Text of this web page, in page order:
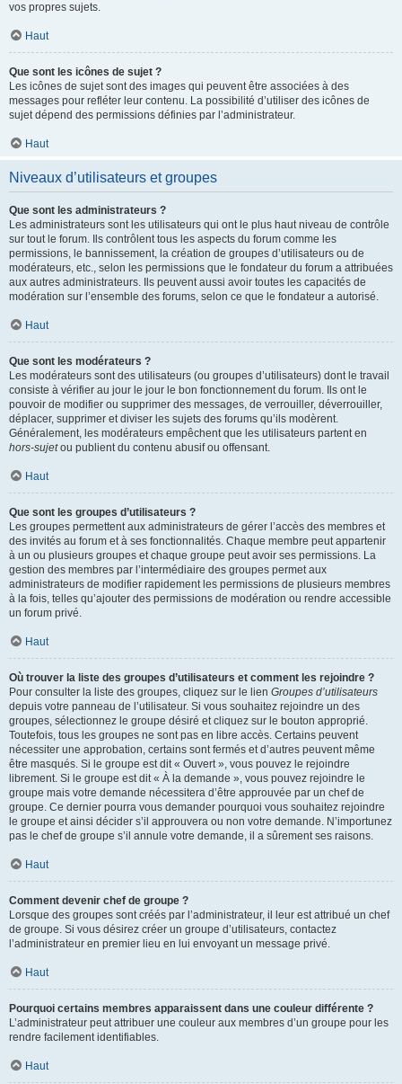
vos propres sujets.
Haut
Que sont les icônes de sujet ?
Les icônes de sujet sont des images qui peuvent être associées à des
messages pour refléter leur contenu. La possibilité d’utiliser des icônes de
sujet dépend des permissions définies par l’administrateur.
Haut
Niveaux d’utilisateurs et groupes
Que sont les administrateurs ?
Les administrateurs sont les utilisateurs qui ont le plus haut niveau de contrôle
sur tout le forum. Ils contrôlent tous les aspects du forum comme les
permissions, le bannissement, la création de groupes d’utilisateurs ou de
modérateurs, etc., selon les permissions que le fondateur du forum a attribuées
aux autres administrateurs. Ils peuvent aussi avoir toutes les capacités de
modération sur l’ensemble des forums, selon ce que le fondateur a autorisé.
Haut
Que sont les modérateurs ?
Les modérateurs sont des utilisateurs (ou groupes d’utilisateurs) dont le travail
consiste à vérifier au jour le jour le bon fonctionnement du forum. Ils ont le
pouvoir de modifier ou supprimer des messages, de verrouiller, déverrouiller,
déplacer, supprimer et diviser les sujets des forums qu’ils modèrent.
Généralement, les modérateurs empêchent que les utilisateurs partent en
hors-sujetou publient du contenu abusif ou offensant.
Haut
Que sont les groupes d’utilisateurs ?
Les groupes permettent aux administrateurs de gérer l’accès des membres et
des invités au forum et à ses fonctionnalités. Chaque membre peut appartenir
à un ou plusieurs groupes et chaque groupe peut avoir ses permissions. La
gestion des membres par l’intermédiaire des groupes permet aux
administrateurs de modifier rapidement les permissions de plusieurs membres
à la fois, telles qu’ajouter des permissions de modération ou rendre accessible
un forum privé.
Haut
Où trouver la liste des groupes d’utilisateurs et comment les rejoindre ?
Pour consulter la liste des groupes, cliquez sur le lien Groupes d’utilisateurs
depuis votre panneau de l’utilisateur. Si vous souhaitez rejoindre un des
groupes, sélectionnez le groupe désiré et cliquez sur le bouton approprié.
Toutefois, tous les groupes ne sont pas en libre accès. Certains peuvent
nécessiter une approbation, certains sont fermés et d’autres peuvent même
être masqués. Si le groupe est dit « Ouvert », vous pouvez le rejoindre
librement. Si le groupe est dit « À la demande », vous pouvez rejoindre le
groupe mais votre demande nécessitera d’être approuvée par un chef de
groupe. Ce dernier pourra vous demander pourquoi vous souhaitez rejoindre
le groupe et ainsi décider s’il approuvera ou non votre demande. N’importunez
pas le chef de groupe s’il annule votre demande, il a sûrement ses raisons.
Haut
Comment devenir chef de groupe ?
Lorsque des groupes sont créés par l’administrateur, il leur est attribué un chef
de groupe. Si vous désirez créer un groupe d’utilisateurs, contactez
l’administrateur en premier lieu en lui envoyant un message privé.
Haut
Pourquoi certains membres apparaissent dans une couleur différente ?
L’administrateur peut attribuer une couleur aux membres d’un groupe pour les
rendre facilement identifiables.
Haut